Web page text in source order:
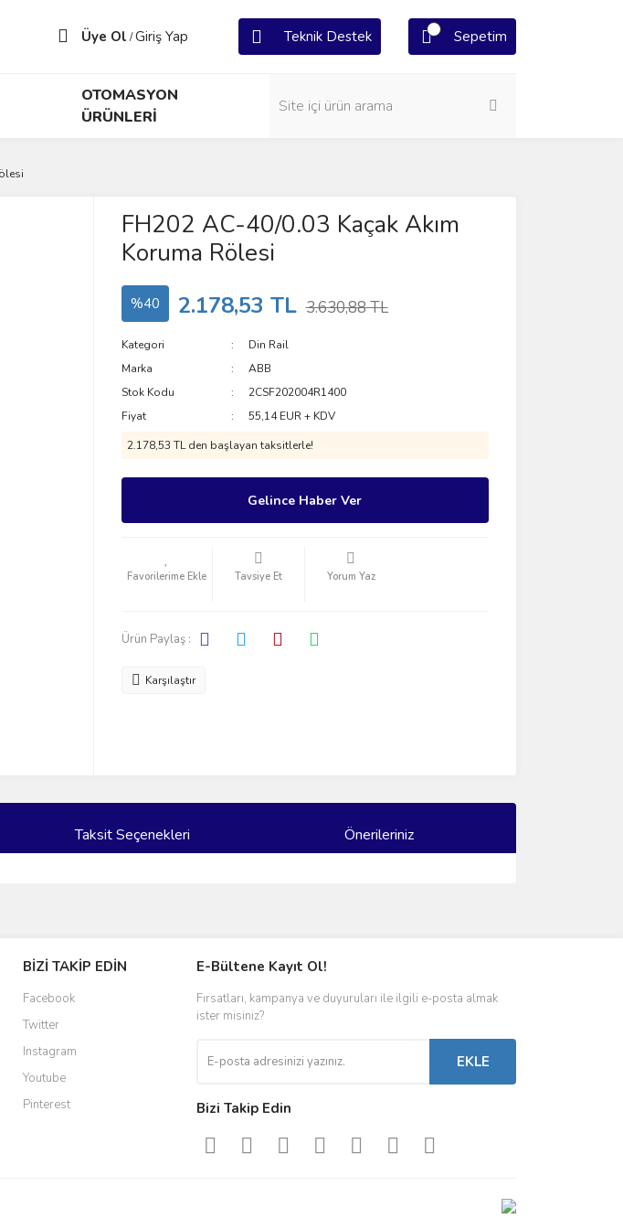
Üye Ol /Giriş Yap Teknik Destek Sepetim
OTOMASYON
ÜRÜNLERİ
FH202 AC-40/0.03 Kaçak Akım
Koruma Rölesi
%40 2.178,53 TL 3.630,88 TL
Kategori
Din Rail
Marka
ABB
Stok Kodu
2CSF202004R1400
Fiyat
55,14 EUR + KDV
2.178,53 TL den başlayan taksitlerle!
Gelince Haber Ver
Tavsiye Et Yorum Yaz
Ürün Paylaş :
Karşılaştır
Taksit Seçenekleri Önerileriniz
BİZİ TAKİP EDİN
Facebook
Twitter
Instagram
Youtube
Pinterest
E-Bültene Kayıt Ol!
Fırsatları, kampanya ve duyuruları ile ilgili e-posta almak
ister misiniz?
EKLE
Bizi Takip Edin